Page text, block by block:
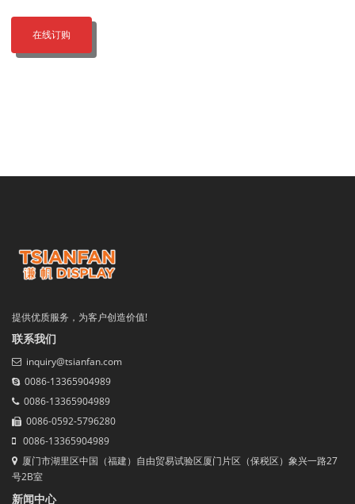
在线订购
提供优质服务，为客户创造价值!
联系我们
inquiry@tsianfan.com
0086-13365904989
0086-13365904989
0086-0592-5796280
0086-13365904989
厦门市湖里区中国（福建）自由贸易试验区厦门片区（保税区）象兴一路27
号2B室
新闻中心